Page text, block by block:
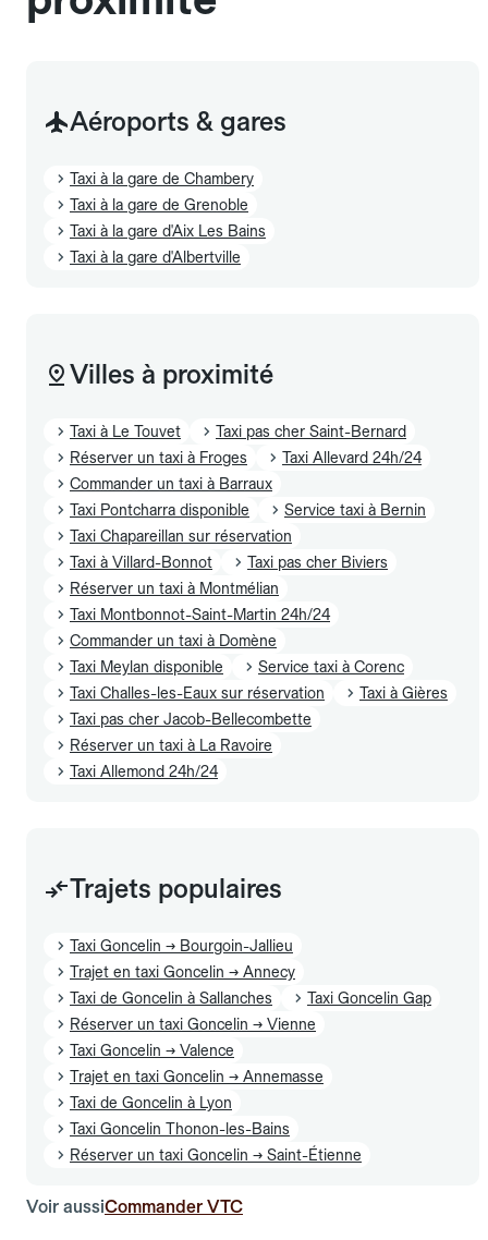
Aéroports & gares
Taxi à la gare de Chambery
Taxi à la gare de Grenoble
Taxi à la gare d'Aix Les Bains
Taxi à la gare d'Albertville
Villes à proximité
Taxi à Le Touvet
Taxi pas cher Saint-Bernard
Réserver un taxi à Froges
Taxi Allevard 24h/24
Commander un taxi à Barraux
Taxi Pontcharra disponible
Service taxi à Bernin
Taxi Chapareillan sur réservation
Taxi à Villard-Bonnot
Taxi pas cher Biviers
Réserver un taxi à Montmélian
Taxi Montbonnot-Saint-Martin 24h/24
Commander un taxi à Domène
Taxi Meylan disponible
Service taxi à Corenc
Taxi Challes-les-Eaux sur réservation
Taxi à Gières
Taxi pas cher Jacob-Bellecombette
Réserver un taxi à La Ravoire
Taxi Allemond 24h/24
Trajets populaires
Taxi Goncelin → Bourgoin-Jallieu
Trajet en taxi Goncelin → Annecy
Taxi de Goncelin à Sallanches
Taxi Goncelin Gap
Réserver un taxi Goncelin → Vienne
Taxi Goncelin → Valence
Trajet en taxi Goncelin → Annemasse
Taxi de Goncelin à Lyon
Taxi Goncelin Thonon-les-Bains
Réserver un taxi Goncelin → Saint-Étienne
Voir aussiCommander VTC